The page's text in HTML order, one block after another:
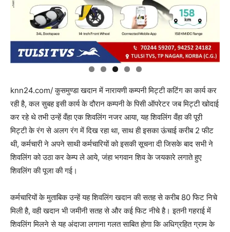
knn24.com/ कुसमुण्डा खदान में नारायणी कम्पनी मिट्टी कटिंग का कार्य कर
रही है, कल सुबह इसी कार्य के दौरान कम्पनी के पिसी ऑपरेटर जब मिट्टी खोदाई
कर रहे थे तभी उन्हें वँहा एक शिवलिंग नजर आया, यह शिवलिंग वँहा की पूरी
मिट्टी के रंग से अलग रंग में दिख रहा था, साथ ही इसका ऊंचाई करीब 2 फीट
थी, कर्मचारी ने अपने साथी कर्मचारियों को इसकी सूचना दी जिसके बाद सभी ने
शिवलिंग को उठा कर केम्प ले आये, जंहा भगवान शिव के जयकारे लगाते हुए
शिवलिंग की पूजा की गई।
कर्मचारियों के मुताबिक उन्हें यह शिवलिंग खदान की सतह से करीब 80 फिट निचे
मिली है, वही खदान भी जमीनी सतह से और कई फिट नीचे है। इतनी गहराई में
शिवलिंग मिलने से यह अंदाजा लगाना गलत साबित होगा कि अधिग्रहित ग्राम के